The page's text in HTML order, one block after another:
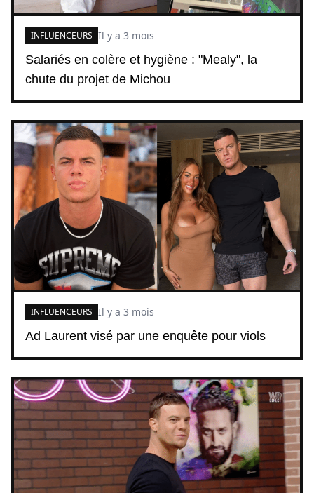
Salariés en colère et hygiène : "Mealy", la
chute du projet de Michou
INFLUENCEURS Il y a 3 mois
Ad Laurent visé par une enquête pour viols
INFLUENCEURS Il y a 3 mois